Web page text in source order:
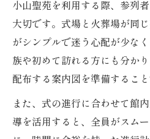
小山聖苑を利用する際、参列
大切です。式場と火葬場が同
がシンプルで迷う心配が少な
族や初めて訪れる方にも分か
配布する案内図を準備するこ
また、式の進行に合わせて館
導を活用すると、全員がスム